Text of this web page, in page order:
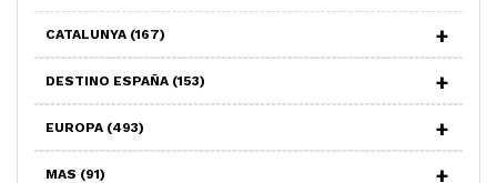
CATALUNYA (167)
DESTINO ESPAÑA (153)
EUROPA (493)
MAS (91)